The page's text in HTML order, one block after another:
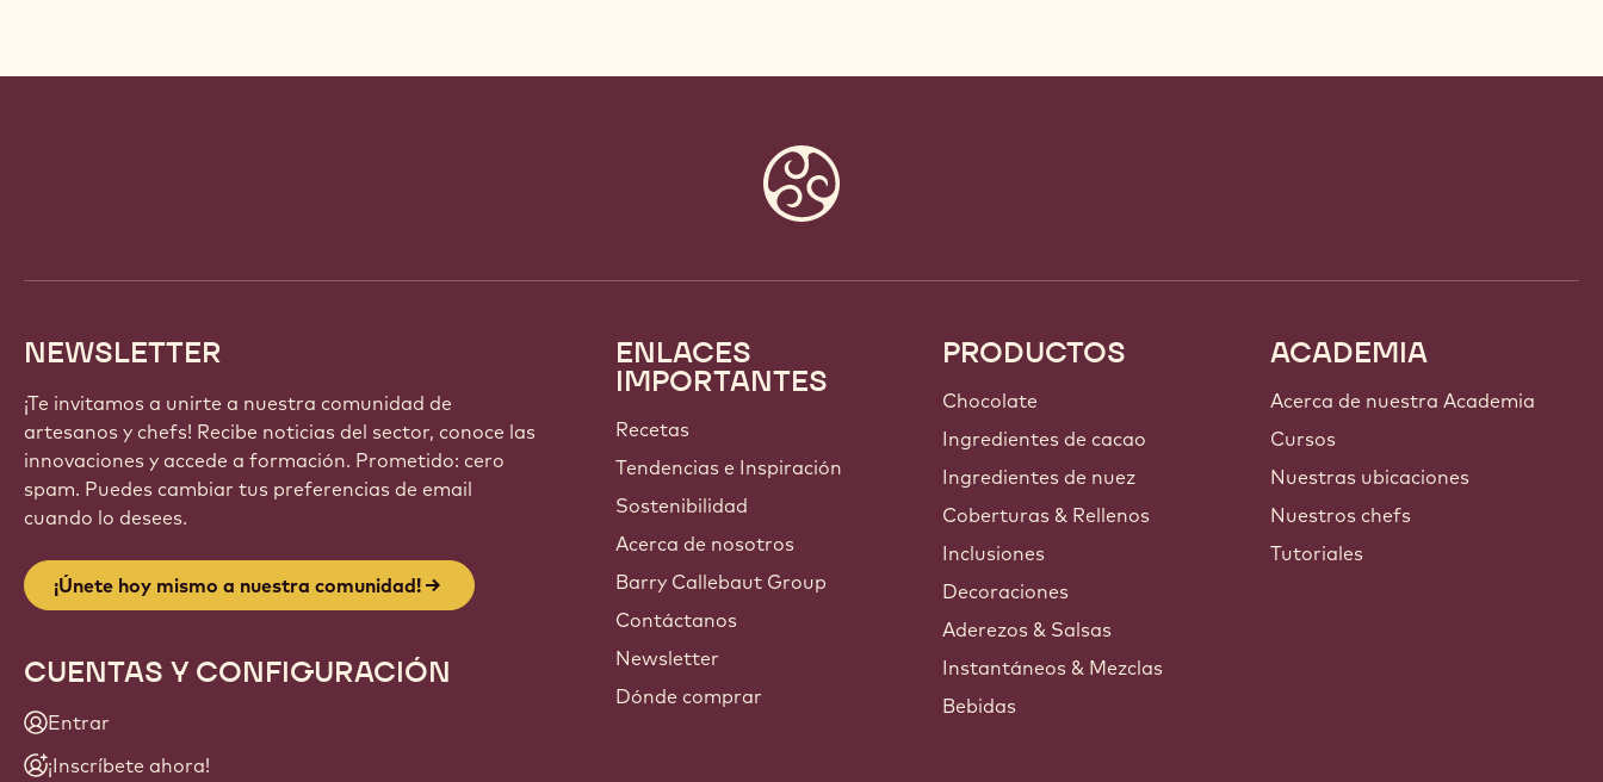
NEWSLETTER
¡Te invitamos a unirte a nuestra comunidad de
artesanos y chefs! Recibe noticias del sector, conoce las
innovaciones y accede a formación. Prometido: cero
spam. Puedes cambiar tus preferencias de email
cuando lo desees.
¡Únete hoy mismo a nuestra comunidad!
CUENTAS Y CONFIGURACIÓN
Entrar
¡Inscríbete ahora!
Footer
Callebaut
ENLACES
IMPORTANTES
Recetas
Tendencias e Inspiración
Sostenibilidad
Acerca de nosotros
Barry Callebaut Group
Contáctanos
Newsletter
Dónde comprar
PRODUCTOS
Chocolate
Ingredientes de cacao
Ingredientes de nuez
Coberturas & Rellenos
Inclusiones
Decoraciones
Aderezos & Salsas
Instantáneos & Mezclas
Bebidas
ACADEMIA
Acerca de nuestra Academia
Cursos
Nuestras ubicaciones
Nuestros chefs
Tutoriales